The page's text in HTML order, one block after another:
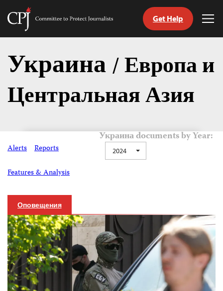
Skip
content
Committee
Get Help
Украина/ Европа и
Центральная Азия
Alerts Reports
Features & Analysis
Украина documents by Year:
2024
Оповещения